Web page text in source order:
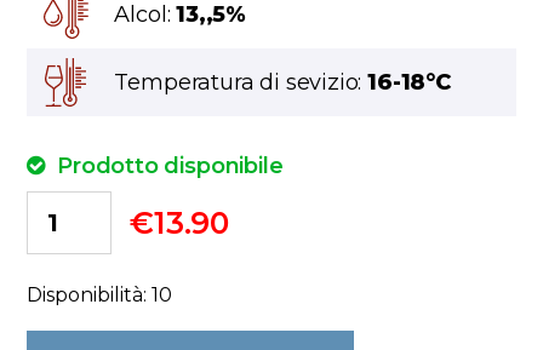
Alcol:13,,5%
Temperatura di sevizio:16-18°C
Prodotto disponibile
€13.90
Disponibilità: 10